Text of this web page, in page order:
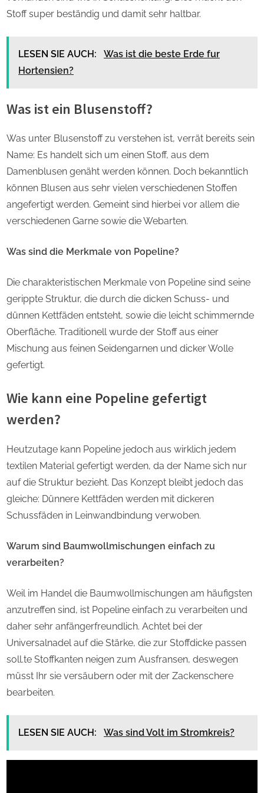
Stoff super beständig und damit sehr haltbar.
LESEN SIE AUCH:
Was ist die beste Erde fur
Hortensien?
Was ist ein Blusenstoff?
Was unter Blusenstoff zu verstehen ist, verrät bereits sein
Name: Es handelt sich um einen Stoff, aus dem
Damenblusen genäht werden können. Doch bekanntlich
können Blusen aus sehr vielen verschiedenen Stoffen
angefertigt werden. Gemeint sind hierbei vor allem die
verschiedenen Garne sowie die Webarten.
Was sind die Merkmale von Popeline?
Die charakteristischen Merkmale von Popeline sind seine
gerippte Struktur, die durch die dicken Schuss- und
dünnen Kettfäden entsteht, sowie die leicht schimmernde
Oberfläche. Traditionell wurde der Stoff aus einer
Mischung aus feinen Seidengarnen und dicker Wolle
gefertigt.
Wie kann eine Popeline gefertigt
werden?
Heutzutage kann Popeline jedoch aus wirklich jedem
textilen Material gefertigt werden, da der Name sich nur
auf die Struktur bezieht. Das Konzept bleibt jedoch das
gleiche: Dünnere Kettfäden werden mit dickeren
Schussfäden in Leinwandbindung verwoben.
Warum sind Baumwollmischungen einfach zu
verarbeiten?
Weil im Handel die Baumwollmischungen am häufigsten
anzutreffen sind, ist Popeline einfach zu verarbeiten und
daher sehr anfängerfreundlich. Achtet bei der
Universalnadel auf die Stärke, die zur Stoffdicke passen
soll.te Stoffkanten neigen zum Ausfransen, deswegen
müsst Ihr sie versäubern oder mit der Zackenschere
bearbeiten.
LESEN SIE AUCH: Was sind Volt im Stromkreis?